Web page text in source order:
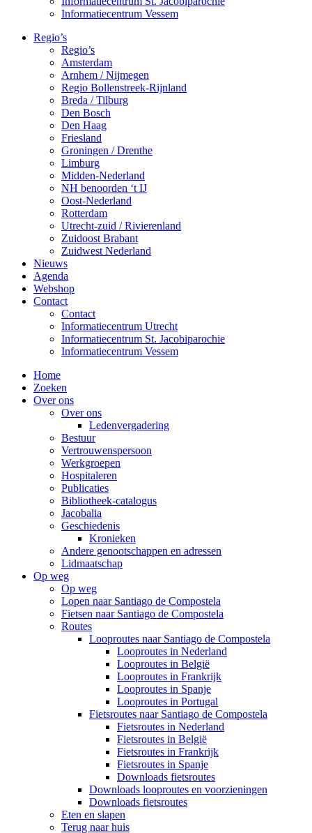
Informatiecentrum Vessem
Regio’s
Regio’s
Amsterdam
Arnhem / Nijmegen
Regio Bollenstreek-Rijnland
Breda / Tilburg
Den Bosch
Den Haag
Friesland
Groningen / Drenthe
Limburg
Midden-Nederland
NH benoorden ‘t IJ
Oost-Nederland
Rotterdam
Utrecht-zuid / Rivierenland
Zuidoost Brabant
Zuidwest Nederland
Nieuws
Agenda
Webshop
Contact
Contact
Informatiecentrum Utrecht
Informatiecentrum St. Jacobiparochie
Informatiecentrum Vessem
Home
Zoeken
Over ons
Over ons
Ledenvergadering
Bestuur
Vertrouwenspersoon
Werkgroepen
Hospitaleren
Publicaties
Bibliotheek-catalogus
Jacobalia
Geschiedenis
Kronieken
Andere genootschappen en adressen
Lidmaatschap
Op weg
Op weg
Lopen naar Santiago de Compostela
Fietsen naar Santiago de Compostela
Routes
Looproutes naar Santiago de Compostela
Looproutes in Nederland
Looproutes in België
Looproutes in Frankrijk
Looproutes in Spanje
Looproutes in Portugal
Fietsroutes naar Santiago de Compostela
Fietsroutes in Nederland
Fietsroutes in België
Fietsroutes in Frankrijk
Fietsroutes in Spanje
Downloads fietsroutes
Downloads looproutes en voorzieningen
Downloads fietsroutes
Eten en slapen
Terug naar huis